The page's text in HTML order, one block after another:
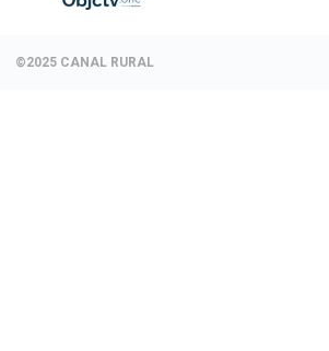
©2025 CANAL RURAL